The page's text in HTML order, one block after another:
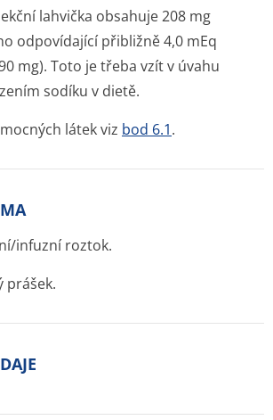
lahvička obsahuje 208 mg
odpovídající přibližně 4,0 mEq
mg). Toto je třeba vzít v úvahu
sodíku v dietě.
látek viz bod 6.1.
infuzní roztok.
prášek.